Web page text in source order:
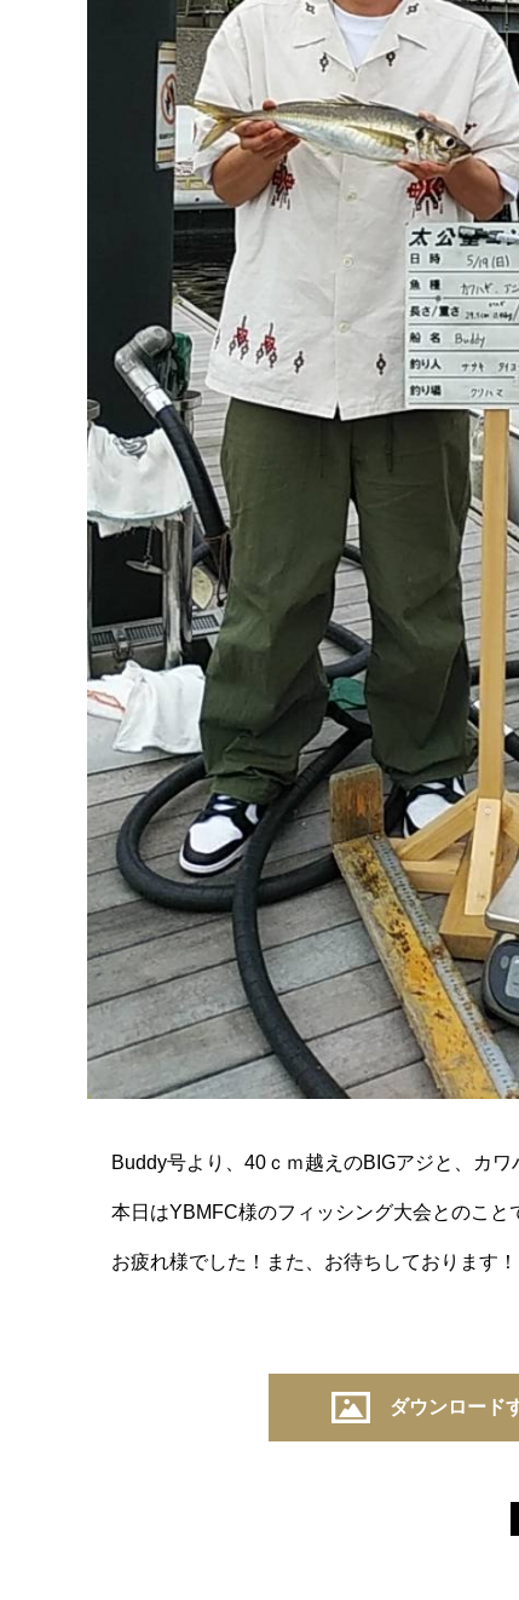
Buddy号より、40ｃｍ越えのBIGアジと、カワ
本日はYBMFC様のフィッシング大会とのこと
お疲れ様でした！また、お待ちしております！
ダウンロード